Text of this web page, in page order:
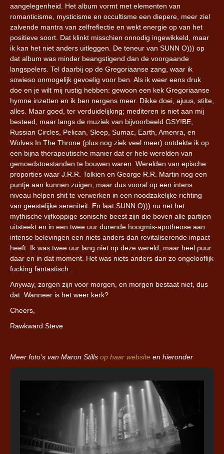
aangelegenheid. Het album vormt met elementen van
romanticisme, mysticisme en occultisme een diepere, meer ziel
zalvende mantra van zelfreflectie en wekt energie op van het
positieve soort. Dat klinkt misschien onnodig ingewikkeld, maar
ik kan het niet anders uitleggen. De teneur van SUNN O))) op
dat album was minder beangstigend dan de voorgaande
langspelers. Tel daarbij op de Gregoriaanse zang, waar ik
sowieso onmogelijk gevoelig voor ben. Als ik weer eens druk
doe en je wilt mij rustig hebben: gewoon een kek Gregoriaanse
hymne inzetten en ik ben nergens meer. Dikke doei, ajuus, stilte,
alles. Maar goed, ter verduidelijking; mediteren is niet aan mij
besteed, maar langs de muziek van bijvoorbeeld GSY!BE,
Russian Circles, Pelican, Sleep, Sumac, Earth, Amenra, en
Wolves In The Throne (plus nog ziek veel meer) ontdekte ik op
een bijna therapeutische manier dat er hele werelden van
gemoedstoestanden te bouwen waren. Werelden van epische
proporties waar J.R.R. Tolkien en George R.R. Martin nog een
puntje aan kunnen zuigen, maar dus vooral op een intens
niveau helpen shit te verwerken in een noodzakelijke richting
van geestelijke sereniteit. En laat SUNN O))) nu net het
mythische vijfkoppige sonische beest zijn die boven alle partijen
uitsteekt en in een twee uur durende hoogmis-apotheose aan
intense belevingen een niets anders dan revitaliserende impact
heeft. Ik was twee uur lang niet op deze wereld, maar heel puur
daar en in dat moment. Het was niets anders dan zo ongelooflijk
fucking fantastisch…
Anyway, zorgen zijn voor morgen, en morgen bestaat niet, dus
dat. Wanneer is het weer kerk?
Cheers,
Rawkward Steve
Meer foto’s van Maron Stills op haar website en hieronder